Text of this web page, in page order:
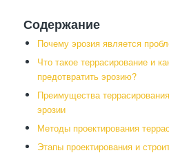
Содержание
Почему эрозия является
Что такое террасирование и
предотвратить эрозию?
Преимущества
эрозии
Методы проектирования
Этапы проектирования и